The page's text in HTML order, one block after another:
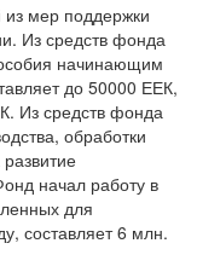
мер поддержки
Из средств фонда
начинающим
до 50000 ЕЕК,
Из средств фонда
обработки
начал работу в
для
составляет 6 млн.